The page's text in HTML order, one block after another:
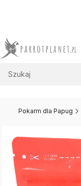
Pokarm dla Papug